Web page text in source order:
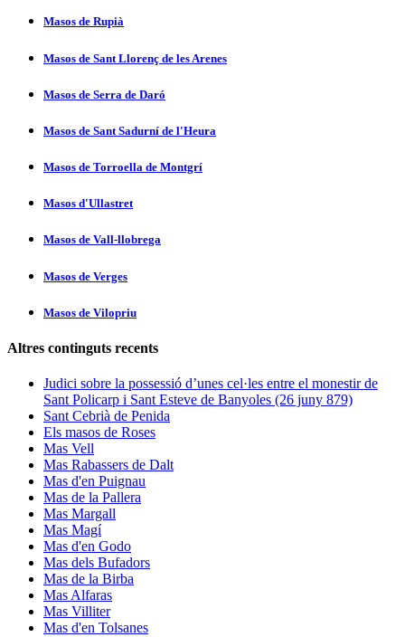
Masos de Rupià
Masos de Sant Llorenç de les Arenes
Masos de Serra de Daró
Masos de Sant Sadurní­ de l'Heura
Masos de Torroella de Montgrí­
Masos d'Ullastret
Masos de Vall-llobrega
Masos de Verges
Masos de Vilopriu
Altres continguts recents
Judici sobre la possessió d’unes cel·les entre el monestir de
Sant Policarp i Sant Esteve de Banyoles (26 juny 879)
Sant Cebrià de Penida
Els masos de Roses
Mas Vell
Mas Rabassers de Dalt
Mas d'en Puignau
Mas de la Pallera
Mas Margall
Mas Magí
Mas d'en Godo
Mas dels Bufadors
Mas de la Birba
Mas Alfaras
Mas Villiter
Mas d'en Tolsanes